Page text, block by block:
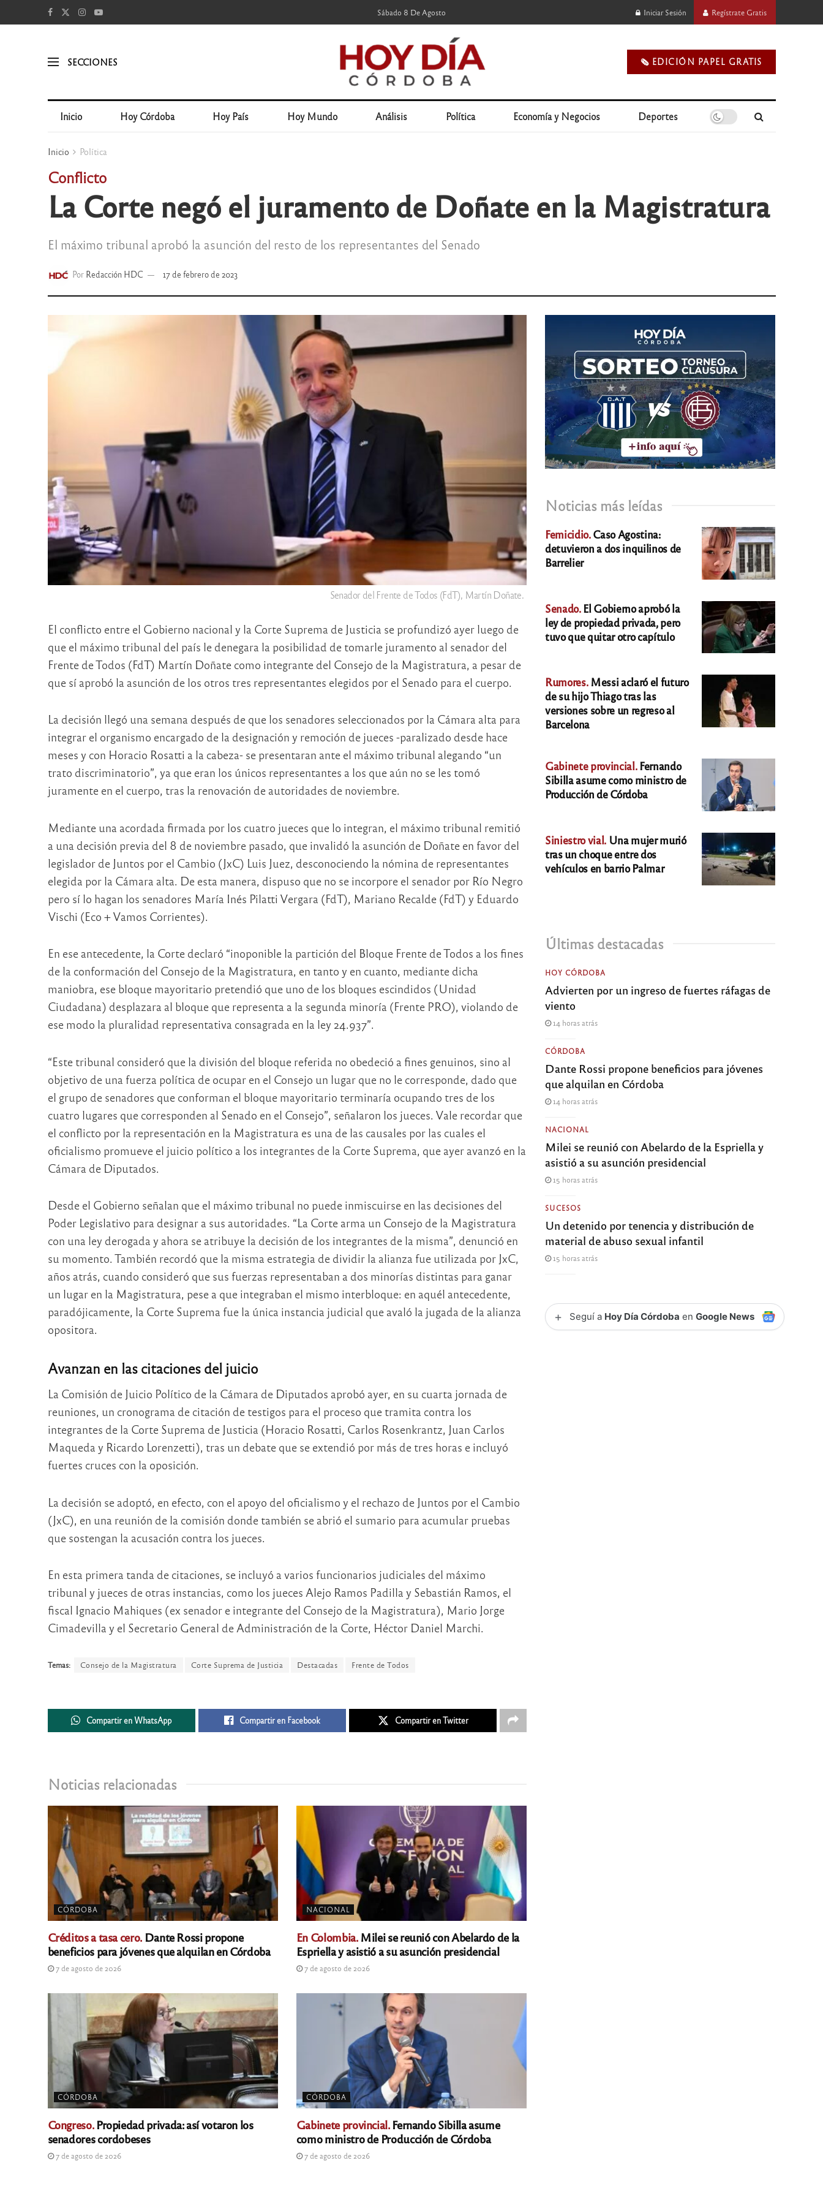
Sábado 8 De Agosto Iniciar Sesión Regístrate Gratis
SECCIONES 🗞️ EDICIÓN PAPEL GRATIS
Inicio Hoy Córdoba Hoy País Hoy Mundo Análisis Política Economía y Negocios Deportes
Inicio Política
Conflicto
La Corte negó el juramento de Doñate en la Magistratura
El máximo tribunal aprobó la asunción del resto de los representantes del Senado
Por Redacción HDC 17 de febrero de 2023
Senador del Frente de Todos (FdT), Martín Doñate.
El conflicto entre el Gobierno nacional y la Corte Suprema de Justicia se profundizó ayer luego de
que el máximo tribunal del país le denegara la posibilidad de tomarle juramento al senador del
Frente de Todos (FdT) Martín Doñate como integrante del Consejo de la Magistratura, a pesar de
que sí aprobó la asunción de los otros tres representantes elegidos por el Senado para el cuerpo.
La decisión llegó una semana después de que los senadores seleccionados por la Cámara alta para
integrar el organismo encargado de la designación y remoción de jueces -paralizado desde hace
meses y con Horacio Rosatti a la cabeza- se presentaran ante el máximo tribunal alegando “un
trato discriminatorio”, ya que eran los únicos representantes a los que aún no se les tomó
juramente en el cuerpo, tras la renovación de autoridades de noviembre.
Mediante una acordada firmada por los cuatro jueces que lo integran, el máximo tribunal remitió
a una decisión previa del 8 de noviembre pasado, que invalidó la asunción de Doñate en favor del
legislador de Juntos por el Cambio (JxC) Luis Juez, desconociendo la nómina de representantes
elegida por la Cámara alta. De esta manera, dispuso que no se incorpore el senador por Río Negro
pero sí lo hagan los senadores María Inés Pilatti Vergara (FdT), Mariano Recalde (FdT) y Eduardo
Vischi (Eco + Vamos Corrientes).
En ese antecedente, la Corte declaró “inoponible la partición del Bloque Frente de Todos a los fines
de la conformación del Consejo de la Magistratura, en tanto y en cuanto, mediante dicha
maniobra, ese bloque mayoritario pretendió que uno de los bloques escindidos (Unidad
Ciudadana) desplazara al bloque que representa a la segunda minoría (Frente PRO), violando de
ese modo la pluralidad representativa consagrada en la ley 24.937”.
“Este tribunal consideró que la división del bloque referida no obedeció a fines genuinos, sino al
objetivo de una fuerza política de ocupar en el Consejo un lugar que no le corresponde, dado que
el grupo de senadores que conforman el bloque mayoritario terminaría ocupando tres de los
cuatro lugares que corresponden al Senado en el Consejo”, señalaron los jueces. Vale recordar que
el conflicto por la representación en la Magistratura es una de las causales por las cuales el
oficialismo promueve el juicio político a los integrantes de la Corte Suprema, que ayer avanzó en la
Cámara de Diputados.
Desde el Gobierno señalan que el máximo tribunal no puede inmiscuirse en las decisiones del
Poder Legislativo para designar a sus autoridades. “La Corte arma un Consejo de la Magistratura
con una ley derogada y ahora se atribuye la decisión de los integrantes de la misma”, denunció en
su momento. También recordó que la misma estrategia de dividir la alianza fue utilizada por JxC,
años atrás, cuando consideró que sus fuerzas representaban a dos minorías distintas para ganar
un lugar en la Magistratura, pese a que integraban el mismo interbloque: en aquél antecedente,
paradójicamente, la Corte Suprema fue la única instancia judicial que avaló la jugada de la alianza
opositora.
Avanzan en las citaciones del juicio
La Comisión de Juicio Político de la Cámara de Diputados aprobó ayer, en su cuarta jornada de
reuniones, un cronograma de citación de testigos para el proceso que tramita contra los
integrantes de la Corte Suprema de Justicia (Horacio Rosatti, Carlos Rosenkrantz, Juan Carlos
Maqueda y Ricardo Lorenzetti), tras un debate que se extendió por más de tres horas e incluyó
fuertes cruces con la oposición.
La decisión se adoptó, en efecto, con el apoyo del oficialismo y el rechazo de Juntos por el Cambio
(JxC), en una reunión de la comisión donde también se abrió el sumario para acumular pruebas
que sostengan la acusación contra los jueces.
En esta primera tanda de citaciones, se incluyó a varios funcionarios judiciales del máximo
tribunal y jueces de otras instancias, como los jueces Alejo Ramos Padilla y Sebastián Ramos, el
fiscal Ignacio Mahiques (ex senador e integrante del Consejo de la Magistratura), Mario Jorge
Cimadevilla y el Secretario General de Administración de la Corte, Héctor Daniel Marchi.
Temas: Consejo de la Magistratura Corte Suprema de Justicia Destacadas Frente de Todos
Compartir en WhatsApp Compartir en Facebook Compartir en Twitter
Noticias relacionadas
CÓRDOBA
Créditos a tasa cero.Dante Rossi propone
beneficios para jóvenes que alquilan en Córdoba
7 de agosto de 2026
NACIONAL
En Colombia.Milei se reunió con Abelardo de la
Espriella y asistió a su asunción presidencial
7 de agosto de 2026
CÓRDOBA
Congreso.Propiedad privada: así votaron los
senadores cordobeses
7 de agosto de 2026
CÓRDOBA
Gabinete provincial.Fernando Sibilla asume
como ministro de Producción de Córdoba
7 de agosto de 2026
Noticias más leídas
Femicidio.Caso Agostina:
detuvieron a dos inquilinos de
Barrelier
Senado.El Gobierno aprobó la
ley de propiedad privada, pero
tuvo que quitar otro capítulo
Rumores.Messi aclaró el futuro
de su hijo Thiago tras las
versiones sobre un regreso al
Barcelona
Gabinete provincial.Fernando
Sibilla asume como ministro de
Producción de Córdoba
Siniestro vial. Una mujer murió
tras un choque entre dos
vehículos en barrio Palmar
Últimas destacadas
HOY CÓRDOBA
Advierten por un ingreso de fuertes ráfagas de
viento
14 horas atrás
CÓRDOBA
Dante Rossi propone beneficios para jóvenes
que alquilan en Córdoba
14 horas atrás
NACIONAL
Milei se reunió con Abelardo de la Espriella y
asistió a su asunción presidencial
15 horas atrás
SUCESOS
Un detenido por tenencia y distribución de
material de abuso sexual infantil
15 horas atrás
+ Seguí a Hoy Día Córdoba enGoogle News